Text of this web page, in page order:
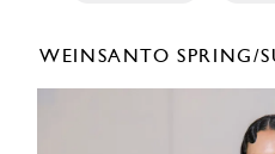
WEINSANTOSPRING/